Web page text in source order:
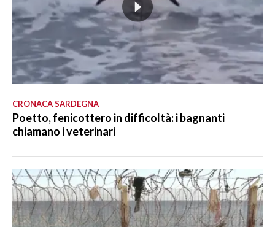
CRONACA SARDEGNA
Poetto, fenicottero in difficoltà: i bagnanti
chiamano i veterinari